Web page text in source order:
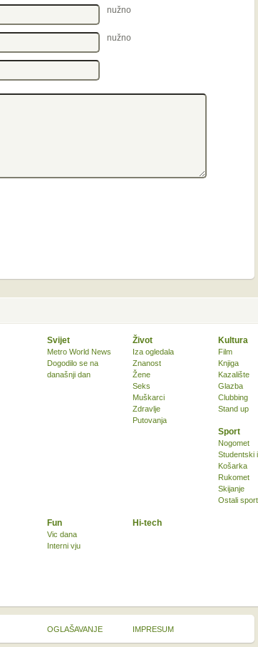
nužno
nužno
Svijet
Metro World News
Dogodilo se na
današnji dan
Život
Iza ogledala
Znanost
Žene
Seks
Muškarci
Zdravlje
Putovanja
Kultura
Film
Knjiga
Kazalište
Glazba
Clubbing
Stand up
Sport
Nogomet
Studentski
Košarka
Rukomet
Skijanje
Ostali
Fun
Vic dana
Interni vju
Hi-tech
OGLAŠAVANJE IMPRESUM